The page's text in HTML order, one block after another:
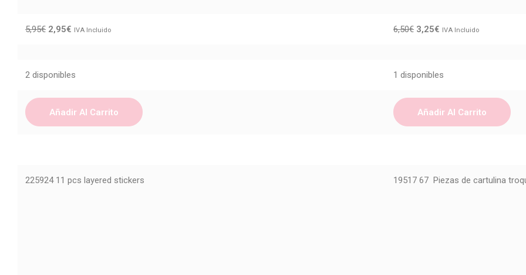
5,95€ 2,95€ IVA Incluido 6,50€ 3,25€ IVA Incluido
2 disponibles 1 disponibles
Añadir Al Carrito Añadir Al Carrito
225924 11 pcs layered stickers 19517 67 Piezas de cartulina